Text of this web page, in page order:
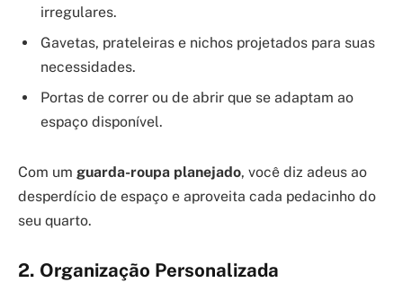
irregulares.
Gavetas, prateleiras e nichos projetados para suas
necessidades.
Portas de correr ou de abrir que se adaptam ao
espaço disponível.
Com um guarda-roupa planejado, você diz adeus ao
desperdício de espaço e aproveita cada pedacinho do
seu quarto.
2. Organização Personalizada